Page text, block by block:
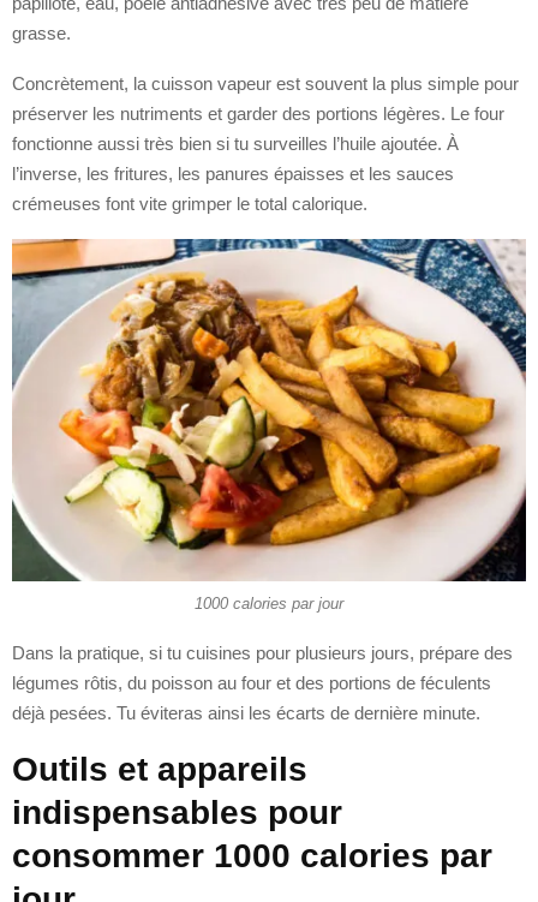
grasse.
Concrètement, la cuisson vapeur est souvent la plus simple pour
préserver les nutriments et garder des portions légères. Le four
fonctionne aussi très bien si tu surveilles l’huile ajoutée. À
l’inverse, les fritures, les panures épaisses et les sauces
crémeuses font vite grimper le total calorique.
1000 calories par jour
Dans la pratique, si tu cuisines pour plusieurs jours, prépare des
légumes rôtis, du poisson au four et des portions de féculents
déjà pesées. Tu éviteras ainsi les écarts de dernière minute.
Outils et appareils
indispensables pour
consommer 1000 calories par